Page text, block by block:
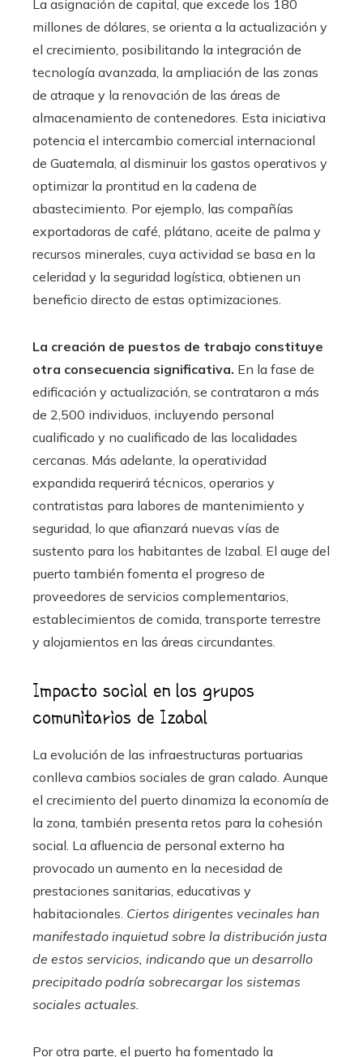
La asignación de capital, que excede los 180
millones de dólares, se orienta a la actualización y
el crecimiento, posibilitando la integración de
tecnología avanzada, la ampliación de las zonas
de atraque y la renovación de las áreas de
almacenamiento de contenedores. Esta iniciativa
potencia el intercambio comercial internacional
de Guatemala, al disminuir los gastos operativos y
optimizar la prontitud en la cadena de
abastecimiento. Por ejemplo, las compañías
exportadoras de café, plátano, aceite de palma y
recursos minerales, cuya actividad se basa en la
celeridad y la seguridad logística, obtienen un
beneficio directo de estas optimizaciones.
La creación de puestos de trabajo constituye
otra consecuencia significativa. En la fase de
edificación y actualización, se contrataron a más
de 2,500 individuos, incluyendo personal
cualificado y no cualificado de las localidades
cercanas. Más adelante, la operatividad
expandida requerirá técnicos, operarios y
contratistas para labores de mantenimiento y
seguridad, lo que afianzará nuevas vías de
sustento para los habitantes de Izabal. El auge del
puerto también fomenta el progreso de
proveedores de servicios complementarios,
establecimientos de comida, transporte terrestre
y alojamientos en las áreas circundantes.
Impacto social en los grupos
comunitarios de Izabal
La evolución de las infraestructuras portuarias
conlleva cambios sociales de gran calado. Aunque
el crecimiento del puerto dinamiza la economía de
la zona, también presenta retos para la cohesión
social. La afluencia de personal externo ha
provocado un aumento en la necesidad de
prestaciones sanitarias, educativas y
habitacionales. Ciertos dirigentes vecinales han
manifestado inquietud sobre la distribución justa
de estos servicios, indicando que un desarrollo
precipitado podría sobrecargar los sistemas
sociales actuales.
Por otra parte, el puerto ha fomentado la